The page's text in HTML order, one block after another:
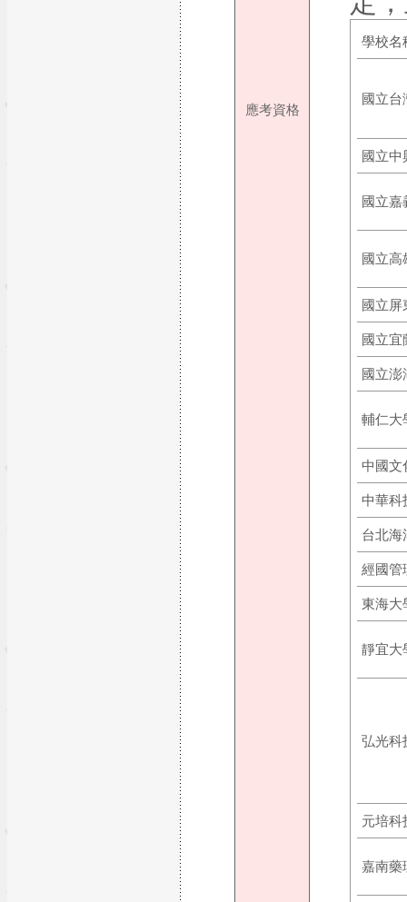
應考資格
學校名
國立台
國立中
國立嘉
國立高
國立屏
國立宜
國立澎
輔仁大
中國文
中華科
台北海
經國管
東海大
靜宜大
弘光科
元培科
嘉南藥